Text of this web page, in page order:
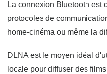
La connexion Bluetooth est
protocoles de
home-cinéma ou même la
DLNA est le moyen idéal
locale pour diffuser des